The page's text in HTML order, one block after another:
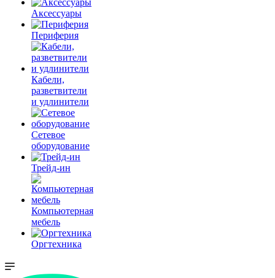
Аксессуары
Периферия
Кабели,
разветвители
и удлинители
Сетевое
оборудование
Трейд-ин
Компьютерная
мебель
Оргтехника